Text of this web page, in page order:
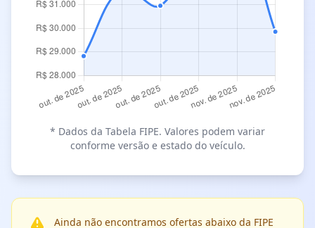
* Dados da Tabela FIPE. Valores podem variar
conforme versão e estado do veículo.
Ainda não encontramos ofertas abaixo da FIPE